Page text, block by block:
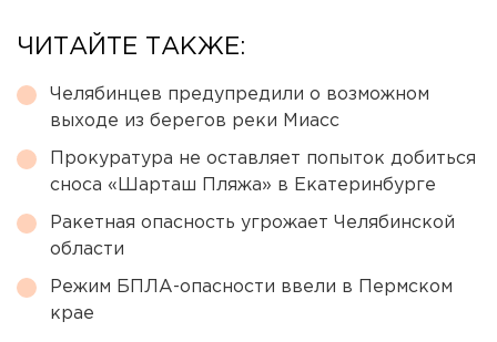
ЧИТАЙТЕ ТАКЖЕ:
Челябинцев предупредили о возможном
выходе из берегов реки Миасс
Прокуратура не оставляет попыток добиться
сноса «Шарташ Пляжа» в Екатеринбурге
Ракетная опасность угрожает Челябинской
области
Режим БПЛА-опасности ввели в Пермском
крае